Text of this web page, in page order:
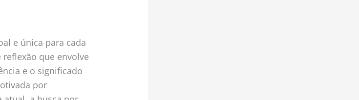
e única para cada
que envolve
e o significado
por